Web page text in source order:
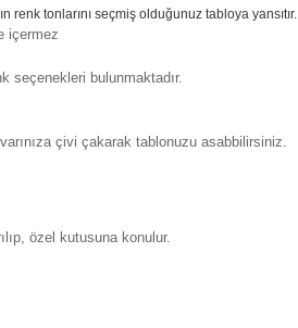
renk tonlarını seçmiş olduğunuz tabloya yansıtır.
içermez
seçenekleri bulunmaktadır.
çivi çakarak tablonuzu asabbilirsiniz.
özel kutusuna konulur.